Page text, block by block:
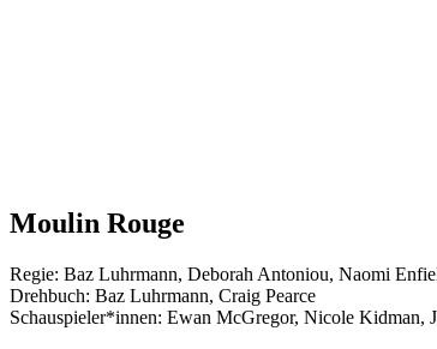
Moulin Rouge
Regie: Baz Luhrmann, Deborah Antoniou, Naomi
Drehbuch: Baz Luhrmann, Craig Pearce
Schauspieler*innen: Ewan McGregor, Nicole Kidman,